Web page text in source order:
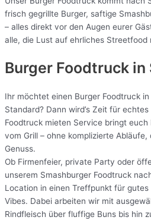
frisch gegrillte Burger, saftige
– alles direkt vor den Augen eurer
alle, die Lust auf ehrliches Streetfood
Burger Foodtruck in
Ihr möchtet einen Burger Foodtruck
Standard? Dann wird’s Zeit für
Foodtruck mieten Service bringt
vom Grill – ohne komplizierte
Genuss.
Ob Firmenfeier, private Party oder
unserem Smashburger Foodtruck
Location in einen Treffpunkt für
Vibes. Dabei arbeiten wir mit
Rindfleisch über fluffige Buns bis hin